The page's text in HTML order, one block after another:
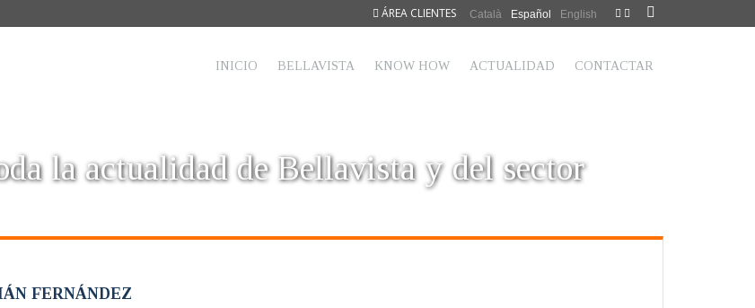
Català Español English
ÁREA CLIENTES
INICIO BELLAVISTA KNOW HOW ACTUALIDAD CONTACTAR
la actualidad de Bellavista y del sector
FERNÁNDEZ